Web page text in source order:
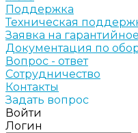
Поддержка
Техническая
Заявка на
Документация по
Вопрос - ответ
Сотрудничество
Контакты
Задать вопрос
Войти
Логин